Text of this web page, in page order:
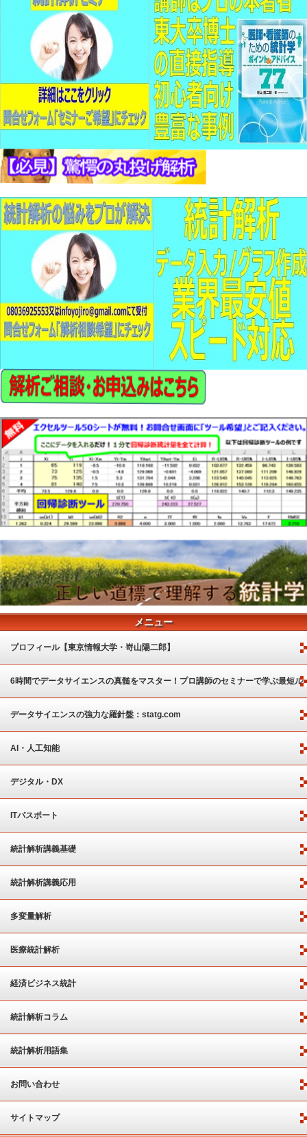
メニュー
プロフィール【東京情報大学・嵜山陽二郎】
6時間でデータサイエンスの真髄をマスター！プロ講師のセミナーで学ぶ最短ル
ート
データサイエンスの強力な羅針盤：statg.com
AI・人工知能
デジタル・DX
ITパスポート
統計解析講義基礎
統計解析講義応用
多変量解析
医療統計解析
経済ビジネス統計
統計解析コラム
統計解析用語集
お問い合わせ
サイトマップ